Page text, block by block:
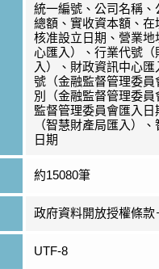
統一編號、公司名稱、
總額、實收資本額、在
核准設立日期、營業地
心匯入）、行業代號（
入）、財政資訊中心
號（金融監督管理委員
別（金融監督管理委
監督管理委員會匯入日
（智慧財產局匯入）
日期
約15080筆
政府資料開放授權條款
UTF-8